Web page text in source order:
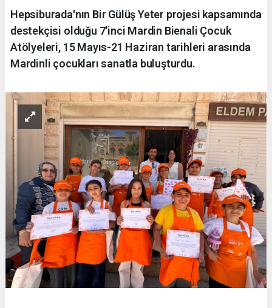
Hepsiburada'nın Bir Gülüş Yeter projesi kapsamında
destekçisi olduğu 7'inci Mardin Bienali Çocuk
Atölyeleri, 15 Mayıs-21 Haziran tarihleri arasında
Mardinli çocukları sanatla buluşturdu.